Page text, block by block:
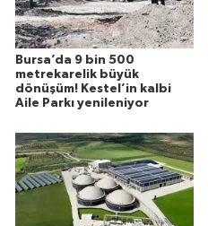
Bursa’da 9 bin 500
metrekarelik büyük
dönüşüm! Kestel’in kalbi
Aile Parkı yenileniyor